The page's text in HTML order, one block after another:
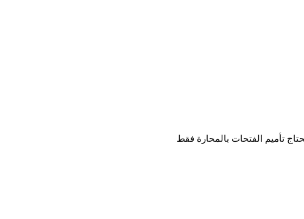
تأميم الفتحات بالمحارة فقط